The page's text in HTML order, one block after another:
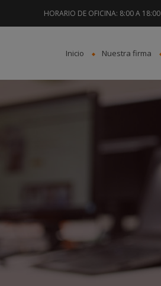
HORARIO DE OFICINA: 8:00 A 18:00
Inicio Nuestra firma